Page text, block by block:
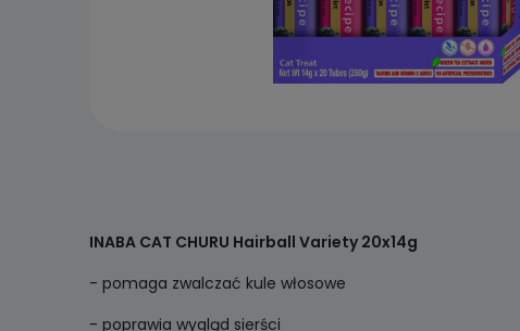
INABA CAT CHURU Hairball Variety 20x14g
- pomaga zwalczać kule włosowe
- poprawia wygląd sierści